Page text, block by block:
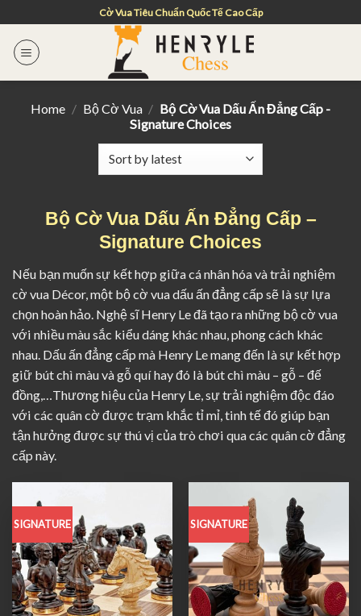
to
content
Cờ Vua Tiêu Chuẩn Quốc Tế Cao Cấp
Home / Bộ Cờ Vua / Bộ Cờ Vua Dấu Ấn Đẳng Cấp -
Signature Choices
Bộ Cờ Vua Dấu Ấn Đẳng Cấp –
Signature Choices
Nếu bạn muốn sự kết hợp giữa cá nhân hóa và trải nghiệm
cờ vua Décor, một bộ cờ vua dấu ấn đẳng cấp sẽ là sự lựa
chọn hoàn hảo. Nghệ sĩ Henry Le đã tạo ra những bộ cờ vua
với nhiều màu sắc kiểu dáng khác nhau, phong cách khác
nhau. Dấu ấn đẳng cấp mà Henry Le mang đến là sự kết hợp
giữ bút chì màu và gỗ quí hay đó là bút chì màu – gỗ – đế
đồng,…Thương hiệu của Henry Le, sự trải nghiệm độc đáo
với các quân cờ được trạm khắc tỉ mỉ, tinh tế đó giúp bạn
tận hưởng được sự thú vị của trò chơi qua các quân cờ đẳng
cấp này.
SIGNATURE SIGNATURE